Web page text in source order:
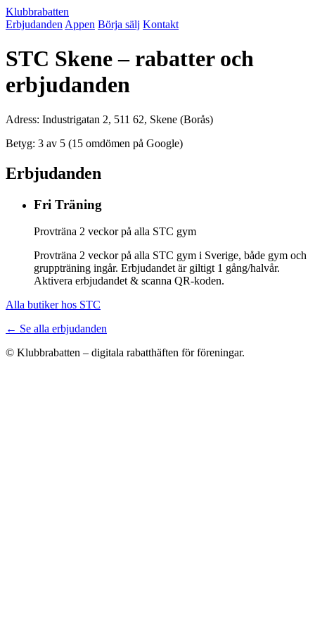
Klubbrabatten
Erbjudanden Appen Börja sälj Kontakt
STC Skene – rabatter och
erbjudanden
Adress: Industrigatan 2, 511 62, Skene (Borås)
Betyg: 3 av 5 (15 omdömen på Google)
Erbjudanden
Fri Träning
Provträna 2 veckor på alla STC gym
Provträna 2 veckor på alla STC gym i Sverige, både gym och
gruppträning ingår. Erbjudandet är giltigt 1 gång/halvår.
Aktivera erbjudandet & scanna QR-koden.
Alla butiker hos STC
← Se alla erbjudanden
© Klubbrabatten – digitala rabatthäften för föreningar.